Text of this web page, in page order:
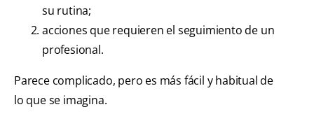
su rutina;
acciones que requieren el seguimiento de un
profesional.
Parece complicado, pero es más fácil y habitual de
lo que se imagina.